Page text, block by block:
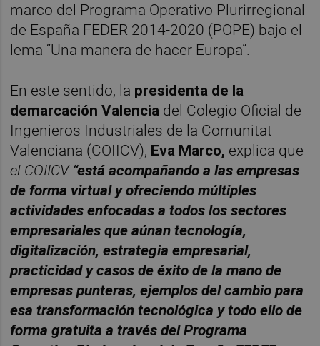
marco del Programa Operativo Plurirregional
de España FEDER 2014-2020 (POPE) bajo el
lema “Una manera de hacer Europa”.
En este sentido, la presidenta de la
demarcación Valencia del Colegio Oficial de
Ingenieros Industriales de la Comunitat
Valenciana (COIICV), Eva Marco, explica que
el COIICV“está acompañando a las empresas
de forma virtual y ofreciendo múltiples
actividades enfocadas a todos los sectores
empresariales que aúnan tecnología,
digitalización, estrategia empresarial,
practicidad y casos de éxito de la mano de
empresas punteras, ejemplos del cambio para
esa transformación tecnológica y todo ello de
forma gratuita a través del Programa